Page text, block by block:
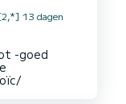
13 dagen
-goed